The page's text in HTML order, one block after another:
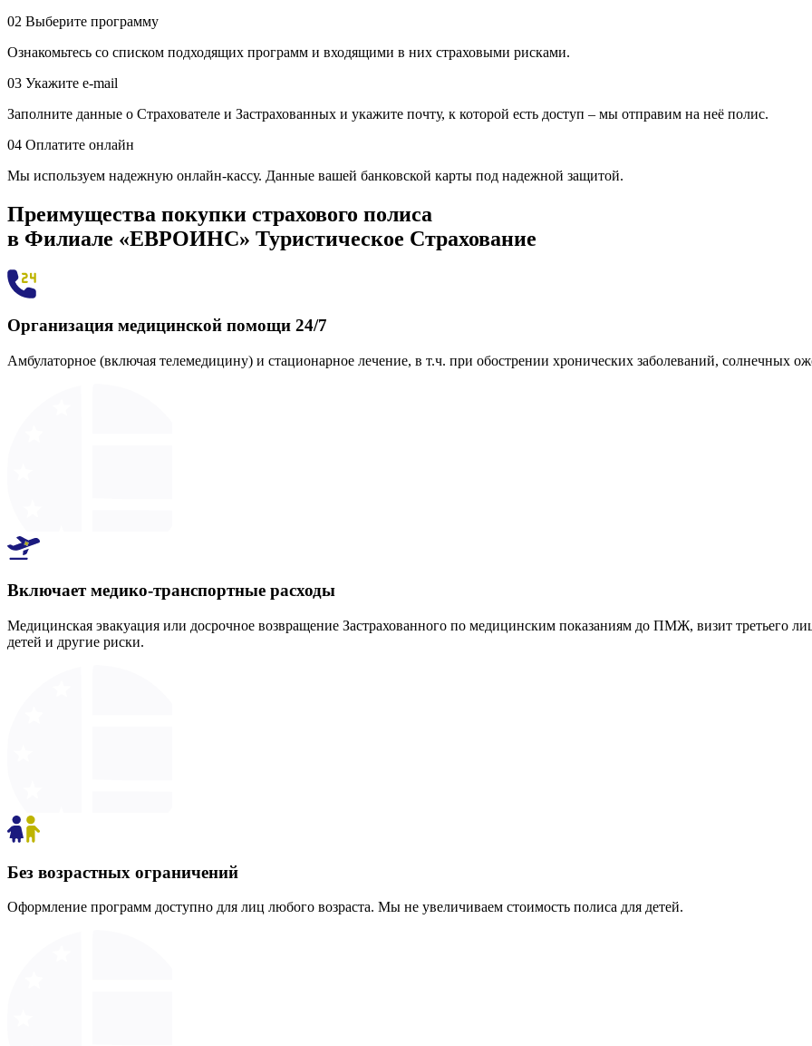
02 Выберите программу
Ознакомьтесь со списком подходящих программ и входящими в них страховыми рисками.
03 Укажите е-mail
Заполните данные о Страхователе и Застрахованных и укажите почту, к которой есть доступ – мы отправим на неё полис.
04 Оплатите онлайн
Мы используем надежную онлайн-кассу. Данные вашей банковской карты под надежной защитой.
Преимущества покупки страхового полиса
в Филиале «ЕВРОИНС» Туристическое Страхование
Организация медицинской помощи 24/7
Амбулаторное (включая телемедицину) и стационарное лечение, в т.ч. при обострении хронических заболеваний, солнечных
Включает медико-транспортные расходы
Медицинская эвакуация или досрочное возвращение Застрахованного по медицинским показаниям до ПМЖ, визит третьего
детей и другие риски.
Без возрастных ограничений
Оформление программ доступно для лиц любого возраста. Мы не увеличиваем стоимость полиса для детей.